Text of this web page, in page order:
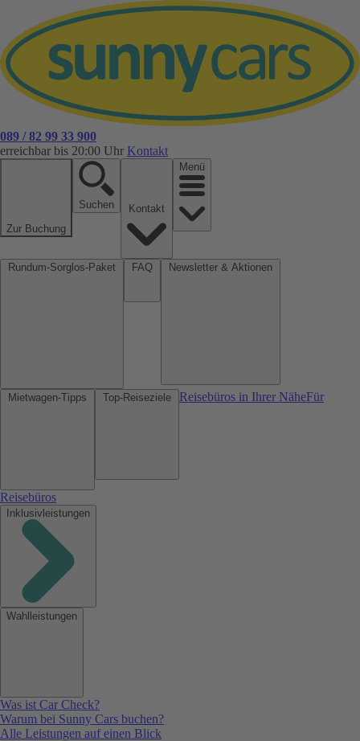
089 / 82 99 33 900
erreichbar bis 20:00 Uhr Kontakt
Zur Buchung
Suchen
Menü
Reisebüros in Ihrer NäheFür
Reisebüros
Inklusivleistungen
Wahlleistungen
Was ist Car Check?
Warum bei Sunny Cars buchen?
Alle Leistungen auf einen Blick